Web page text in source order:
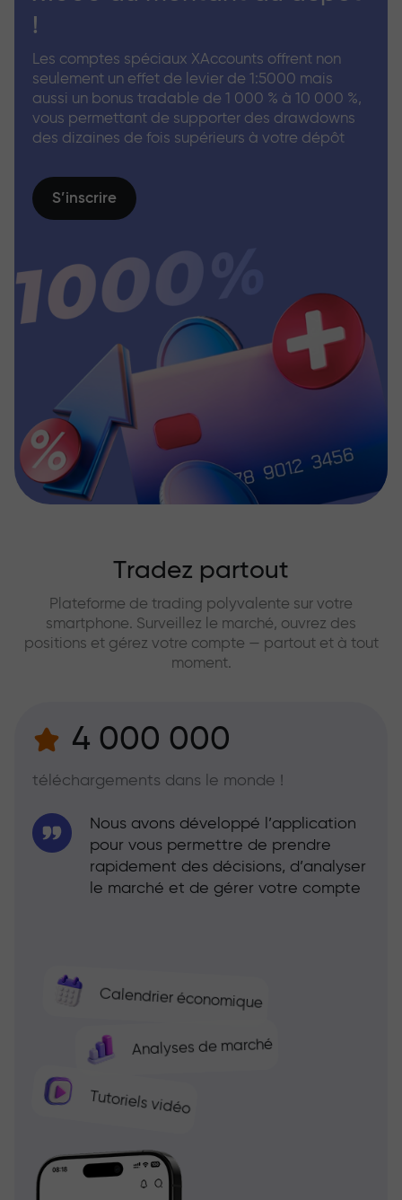
!
Les comptes spéciaux XAccounts offrent non
seulement un effet de levier de 1:5000 mais
aussi un bonus tradable de 1 000 % à 10 000 %,
vous permettant de supporter des drawdowns
des dizaines de fois supérieurs à votre dépôt
S’inscrire
Tradez partout
Plateforme de trading polyvalente sur votre
smartphone. Surveillez le marché, ouvrez des
positions et gérez votre compte — partout et à tout
moment.
4 000 000
téléchargements dans le monde !
Calendrier économique
Analyses de marché
Tutoriels vidéo
Nous avons développé l’application
pour vous permettre de prendre
rapidement des décisions, d’analyser
le marché et de gérer votre compte